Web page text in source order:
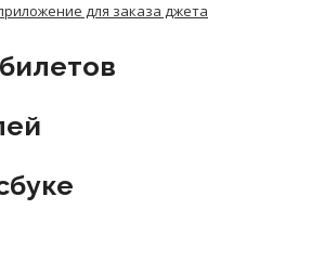
для заказа джета